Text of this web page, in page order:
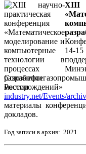
XIII
14-
industry.net/Events/
материалы
докладов.
Год записи в архив: 2021